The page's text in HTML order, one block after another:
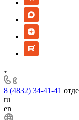
8 (4832) 34-41-41
ru
en